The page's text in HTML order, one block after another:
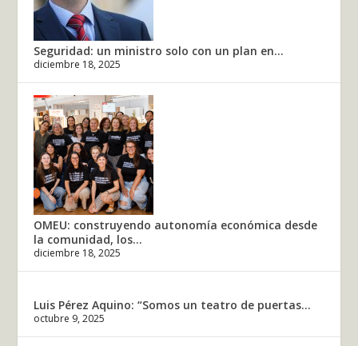
Seguridad: un ministro solo con un plan en...
diciembre 18, 2025
OMEU: construyendo autonomía económica desde
la comunidad, los...
diciembre 18, 2025
Luis Pérez Aquino: “Somos un teatro de puertas...
octubre 9, 2025